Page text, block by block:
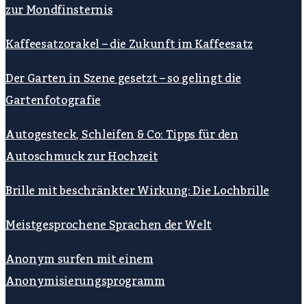
zur Mondfinsternis
Kaffeesatzorakel – die Zukunft im Kaffeesatz
Der Garten in Szene gesetzt – so gelingt die
Gartenfotografie
Autogesteck, Schleifen & Co: Tipps für den
Autoschmuck zur Hochzeit
Brille mit beschränkter Wirkung: Die Lochbrille
Meistgesprochene Sprachen der Welt
Anonym surfen mit einem
Anonymisierungsprogramm